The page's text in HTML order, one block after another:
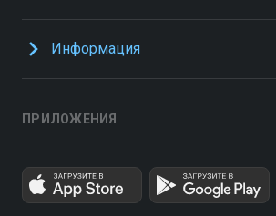
Информация
ПРИЛОЖЕНИЯ